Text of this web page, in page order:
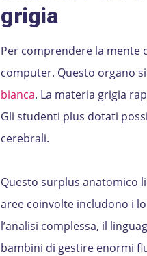
grigia
Per comprendere la mente
computer. Questo organo
bianca. La materia grigia
Gli studenti plus dotati
cerebrali.
Questo surplus anatomico
aree coinvolte includono i
l’analisi complessa, il
bambini di gestire enormi